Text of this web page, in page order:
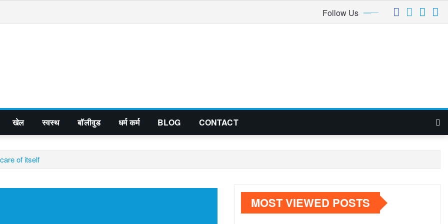
Follow Us
खेल स्वस्थ बॉलीवुड धर्म कर्म BLOG CONTACT
of itself
MOST VIEWED POSTS